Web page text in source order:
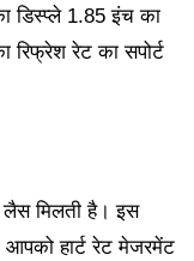
डिस्प्ले 1.85 इंच का
रेट का सपोर्ट
लैस मिलती है। इस
आपको हार्ट रेट मेजरमेंट